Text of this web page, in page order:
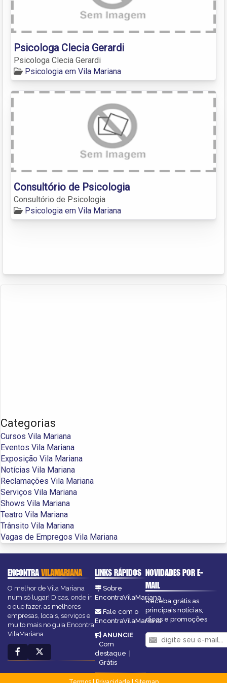
Psicologa Clecia Gerardi
Psicologa Clecia Gerardi
Psicologia em Vila Mariana
Consultório de Psicologia
Consultório de Psicologia
Psicologia em Vila Mariana
Categorias
Cursos Vila Mariana
Eventos Vila Mariana
Exposição Vila Mariana
Notícias Vila Mariana
Reclamações Vila Mariana
Serviços Vila Mariana
Shows Vila Mariana
Teatro Vila Mariana
Trânsito Vila Mariana
Vagas de Empregos Vila Mariana
ENCONTRAVILAMARIANA
O melhor de Vila Mariana
num só lugar! Dicas, onde ir,
o que fazer, as melhores
empresas, locais, serviços e
muito mais no guia Encontra
VilaMariana.
LINKS RÁPIDOS
Sobre
EncontraVilaMariana
Fale com o
EncontraVilaMariana
ANUNCIE:
Com
destaque |
Grátis
NOVIDADES POR E-
MAIL
Receba grátis as
principais notícias,
dicas e promoções